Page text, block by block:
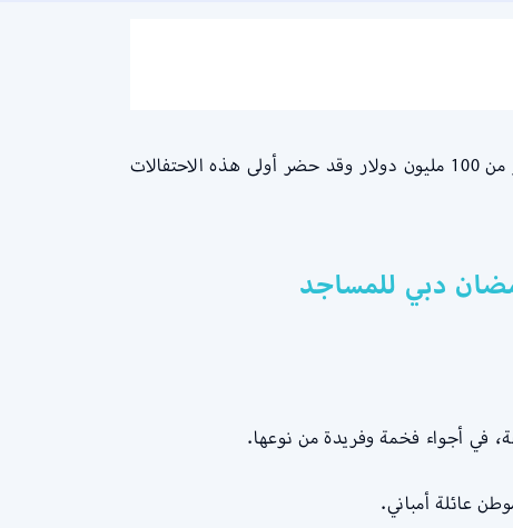
زفاف الملياردير أنانت أمبانى الذي تستمر احتفالات ما قبل الزفاف، التي بدأت بالفعل، لمدة 5 أشهر وتقدر تكلفته بأكثر من 100 مليون دولار وقد حضر أولى هذه الاحتفالات
في أجواء فخمة وفريدة من نوعها.